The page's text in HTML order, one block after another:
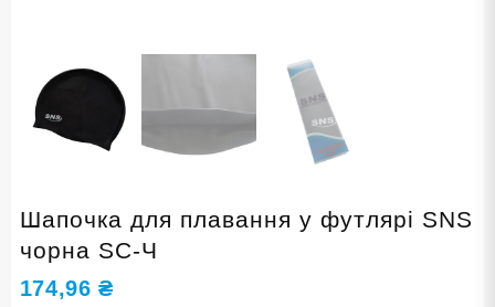
Шапочка для плавання у футлярі SNS
чорна SC-Ч
174,96₴